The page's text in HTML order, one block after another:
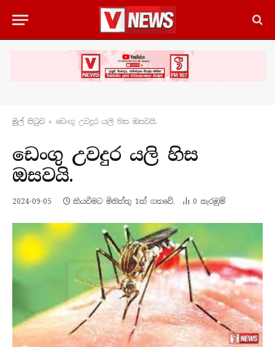
මුල් පිටු​ව » ඩෙංගු උවදුර යලි හිස ඔසවයි.
ඩෙංගු උවදුර යලි හිස
ඔසවයි.
2024-09-05 කියවීමට මිනිත්තු 1ක් ගතවේ. 0 නැරඹු​ම්